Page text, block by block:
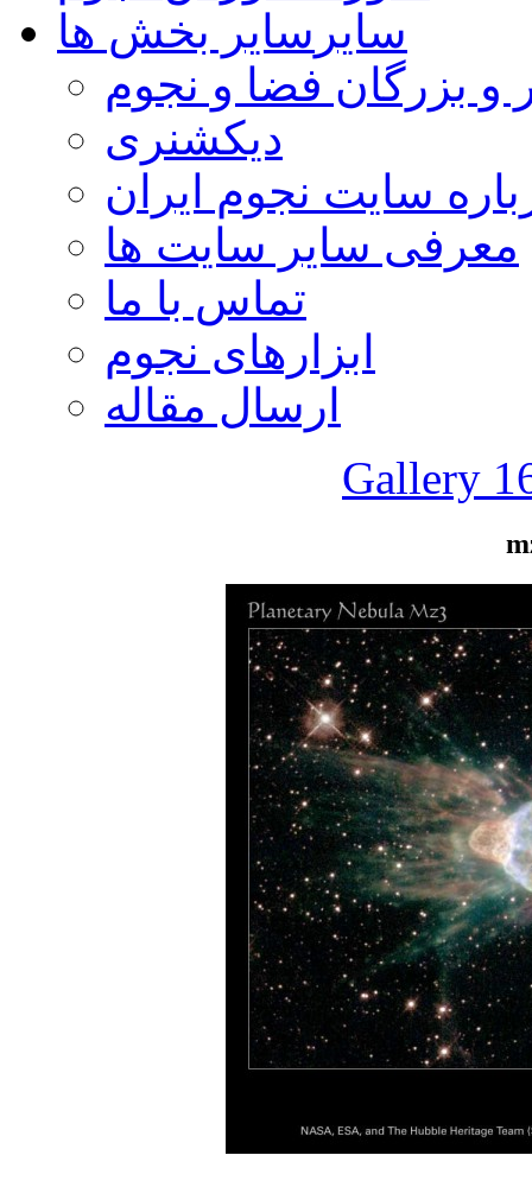
سایر سایر بخش ها
و بزرگان فضا و نجوم
دیکشنری
سایت نجوم ایران
معرفی سایر سایت ها
تماس با ما
ابزارهای نجوم
ارسال مقاله
Gallery